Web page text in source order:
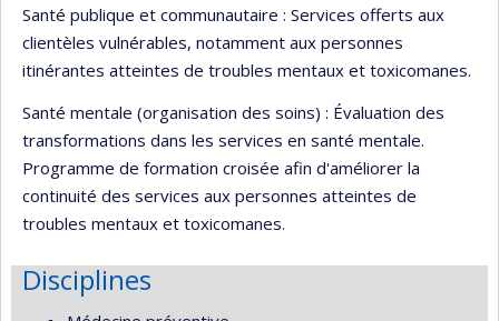
Santé publique et communautaire : Services offerts aux
clientèles vulnérables, notamment aux personnes
itinérantes atteintes de troubles mentaux et toxicomanes.
Santé mentale (organisation des soins) : Évaluation des
transformations dans les services en santé mentale.
Programme de formation croisée afin d'améliorer la
continuité des services aux personnes atteintes de
troubles mentaux et toxicomanes.
Disciplines